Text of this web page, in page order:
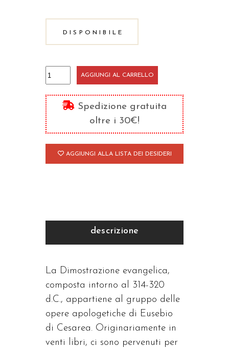
DISPONIBILE
Dimostrazione
evangelica/3
quantità
AGGIUNGI AL CARRELLO
Spedizione gratuita
oltre i 30€!
AGGIUNGI ALLA LISTA DEI DESIDERI
descrizione
La Dimostrazione evangelica,
composta intorno al 314-320
d.C., appartiene al gruppo delle
opere apologetiche di Eusebio
di Cesarea. Originariamente in
venti libri, ci sono pervenuti per